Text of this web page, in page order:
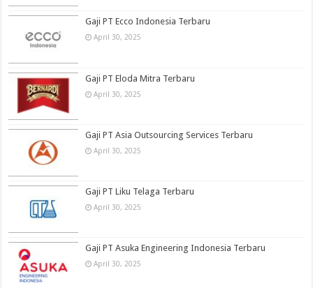
Gaji PT Ecco Indonesia Terbaru
April 30, 2025
Gaji PT Eloda Mitra Terbaru
April 30, 2025
Gaji PT Asia Outsourcing Services Terbaru
April 30, 2025
Gaji PT Liku Telaga Terbaru
April 30, 2025
Gaji PT Asuka Engineering Indonesia Terbaru
April 30, 2025